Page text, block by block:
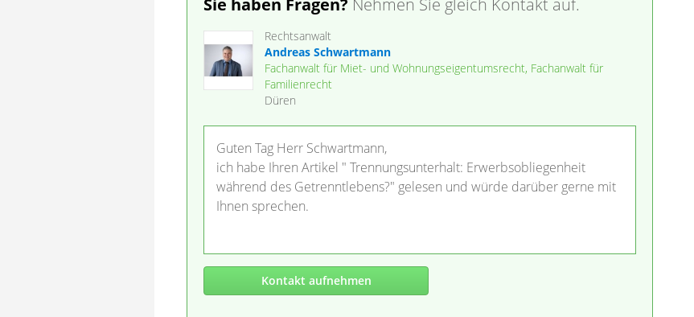
Sie haben Fragen? Nehmen Sie gleich Kontakt auf.
Rechtsanwalt
Andreas Schwartmann
Fachanwalt für Miet- und Wohnungseigentumsrecht, Fachanwalt für
Familienrecht
Düren
Guten Tag Herr Schwartmann,
ich habe Ihren Artikel " Trennungsunterhalt: Erwerbsobliegenheit
während des Getrenntlebens?" gelesen und würde darüber gerne mit
Ihnen sprechen.
Kontakt aufnehmen